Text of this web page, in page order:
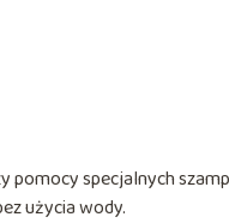
specjalnych
użycia wody.